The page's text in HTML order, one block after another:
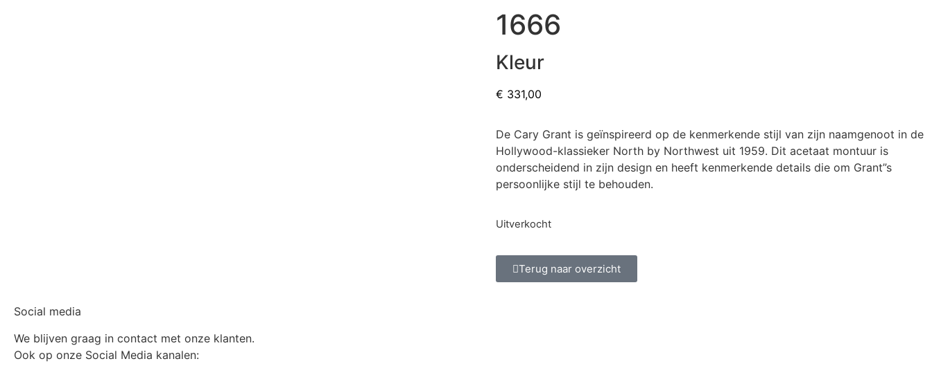
1666
Kleur
€ 331,00
De Cary Grant is geïnspireerd op de kenmerkende stijl van zijn naamgenoot in de
Hollywood-klassieker North by Northwest uit 1959. Dit acetaat montuur is
onderscheidend in zijn design en heeft kenmerkende details die om Grant”s
persoonlijke stijl te behouden.
Uitverkocht
Terug naar overzicht
Social media
We blijven graag in contact met onze klanten.
Ook op onze Social Media kanalen: